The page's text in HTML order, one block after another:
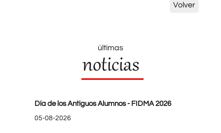
Volver
últimas
noticias
Día de los Antiguos Alumnos - FIDMA 2026
05-08-2026